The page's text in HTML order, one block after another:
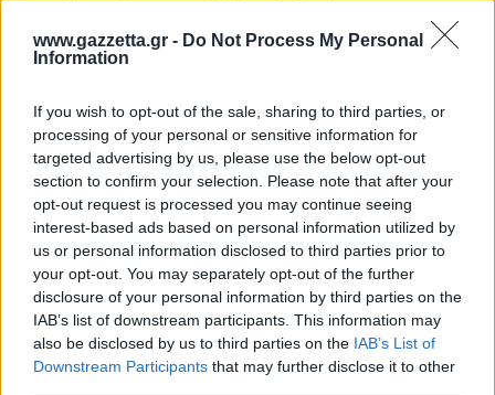
www.gazzetta.gr - Do Not Process My Personal
Information
If you wish to opt-out of the sale, sharing to third parties, or
processing of your personal or sensitive information for
targeted advertising by us, please use the below opt-out
section to confirm your selection. Please note that after your
opt-out request is processed you may continue seeing
interest-based ads based on personal information utilized by
us or personal information disclosed to third parties prior to
your opt-out. You may separately opt-out of the further
disclosure of your personal information by third parties on the
IAB’s list of downstream participants. This information may
also be disclosed by us to third parties on the IAB’s List of
Downstream Participants that may further disclose it to other
in Munich 😮
— EuroLeague
(@EuroLeague)
January 15, 2026
@Photo credits: eurokinissi